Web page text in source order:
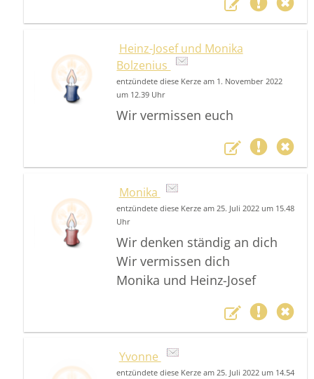
Heinz-Josef und Monika
Bolzenius
entzündete diese Kerze am 1. November 2022
um 12.39 Uhr
Wir vermissen euch
Monika
entzündete diese Kerze am 25. Juli 2022 um 15.48
Uhr
Wir denken ständig an dich
Wir vermissen dich
Monika und Heinz-Josef
Yvonne
entzündete diese Kerze am 25. Juli 2022 um 14.54